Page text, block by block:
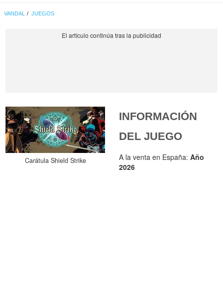
VANDAL JUEGOS
Carátula Shield Strike
INFORMACIÓN
DEL JUEGO
A la venta en España:Año
2026